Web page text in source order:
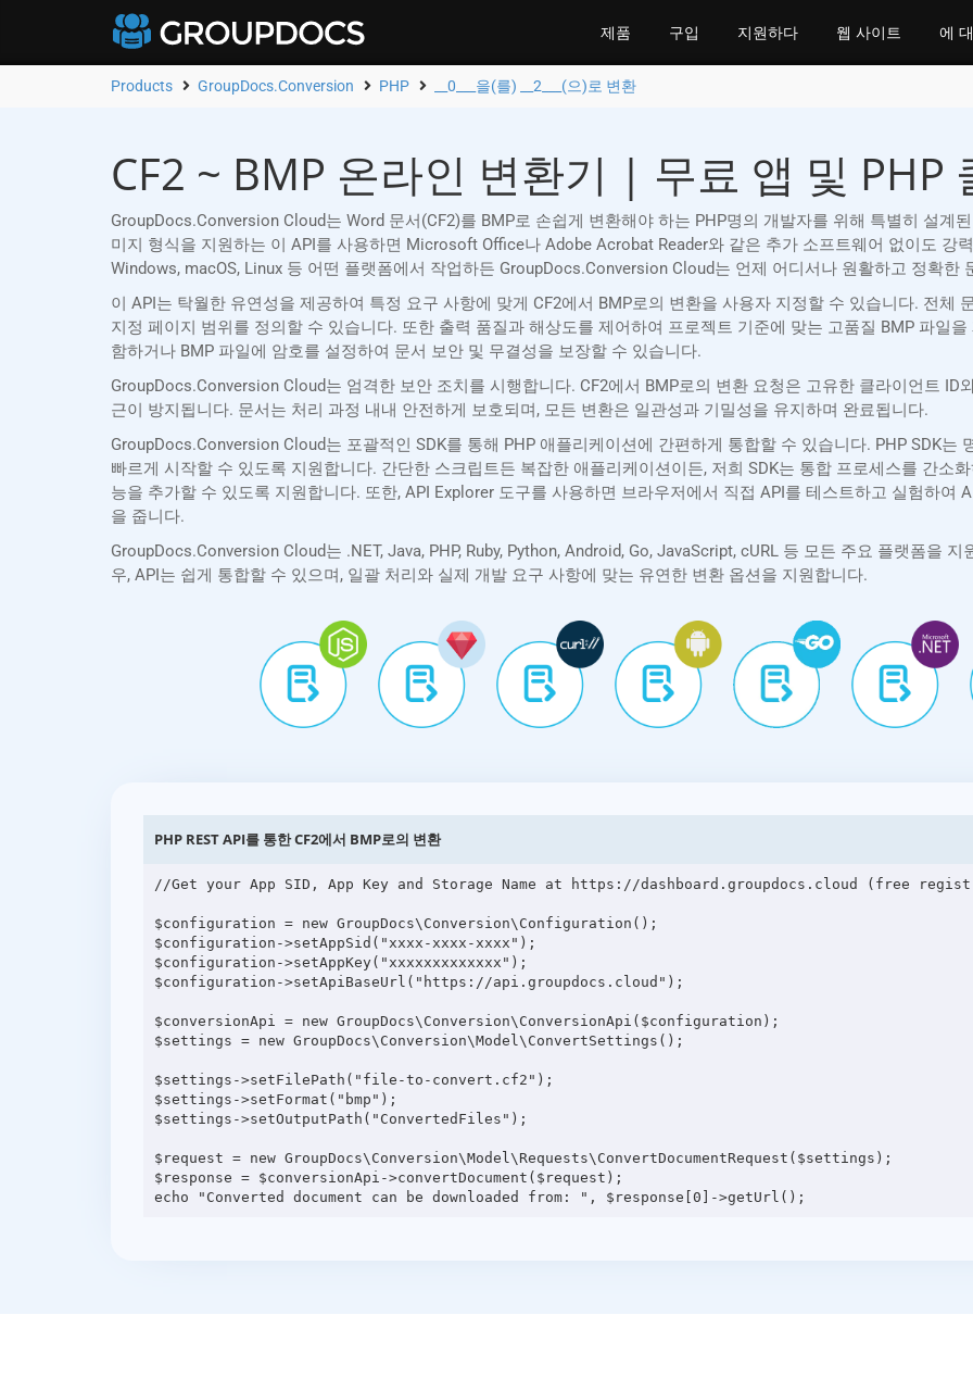
제품 구입 지원하다 웹 사이트 에
Products GroupDocs.Conversion PHP __0___을(를) __2___(으)로 변환
CF2 ~ BMP 온라인 변환기 | 무료 앱 및 PHP
GroupDocs.Conversion Cloud는 Word 문서(CF2)를 BMP로 손쉽게 변환해야 하는 PHP명의 개발자를 위해 특별히 설계
미지 형식을 지원하는 이 API를 사용하면 Microsoft Office나 Adobe Acrobat Reader와 같은 추가 소프트웨어 없이도 강
Windows, macOS, Linux 등 어떤 플랫폼에서 작업하든 GroupDocs.Conversion Cloud는 언제 어디서나 원활하고 정확한
이 API는 탁월한 유연성을 제공하여 특정 요구 사항에 맞게 CF2에서 BMP로의 변환을 사용자 지정할 수 있습니다. 전체
지정 페이지 범위를 정의할 수 있습니다. 또한 출력 품질과 해상도를 제어하여 프로젝트 기준에 맞는 고품질 BMP 파일
함하거나 BMP 파일에 암호를 설정하여 문서 보안 및 무결성을 보장할 수 있습니다.
GroupDocs.Conversion Cloud는 엄격한 보안 조치를 시행합니다. CF2에서 BMP로의 변환 요청은 고유한 클라이언트
근이 방지됩니다. 문서는 처리 과정 내내 안전하게 보호되며, 모든 변환은 일관성과 기밀성을 유지하며 완료됩니다.
GroupDocs.Conversion Cloud는 포괄적인 SDK를 통해 PHP 애플리케이션에 간편하게 통합할 수 있습니다. PHP SDK
빠르게 시작할 수 있도록 지원합니다. 간단한 스크립트든 복잡한 애플리케이션이든, 저희 SDK는 통합 프로세스를 간소
능을 추가할 수 있도록 지원합니다. 또한, API Explorer 도구를 사용하면 브라우저에서 직접 API를 테스트하고 실험하여
을 줍니다.
GroupDocs.Conversion Cloud는 .NET, Java, PHP, Ruby, Python, Android, Go, JavaScript, cURL 등 모든 주요 플랫폼을
우, API는 쉽게 통합할 수 있으며, 일괄 처리와 실제 개발 요구 사항에 맞는 유연한 변환 옵션을 지원합니다.
PHP REST API를 통한 CF2에서 BMP로의 변환
//Get your App SID, App Key and Storage Name at https://dashboard.groupdocs.cloud (free
$configuration = new GroupDocs\Conversion\Configuration();
$configuration->setAppSid("xxxx-xxxx-xxxx");
$configuration->setAppKey("xxxxxxxxxxxxx");
$configuration->setApiBaseUrl("https://api.groupdocs.cloud");
$conversionApi = new GroupDocs\Conversion\ConversionApi($configuration);
$settings = new GroupDocs\Conversion\Model\ConvertSettings();
$settings->setFilePath("file-to-convert.cf2");
$settings->setFormat("bmp");
$settings->setOutputPath("ConvertedFiles");
$request = new GroupDocs\Conversion\Model\Requests\ConvertDocumentRequest($settings);
$response = $conversionApi->convertDocument($request);